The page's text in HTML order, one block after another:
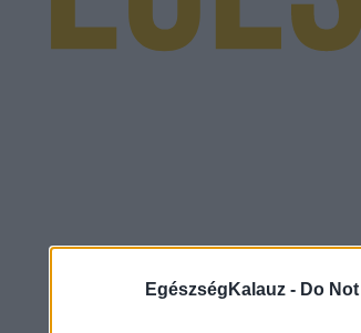
EgészségKalauz - Do